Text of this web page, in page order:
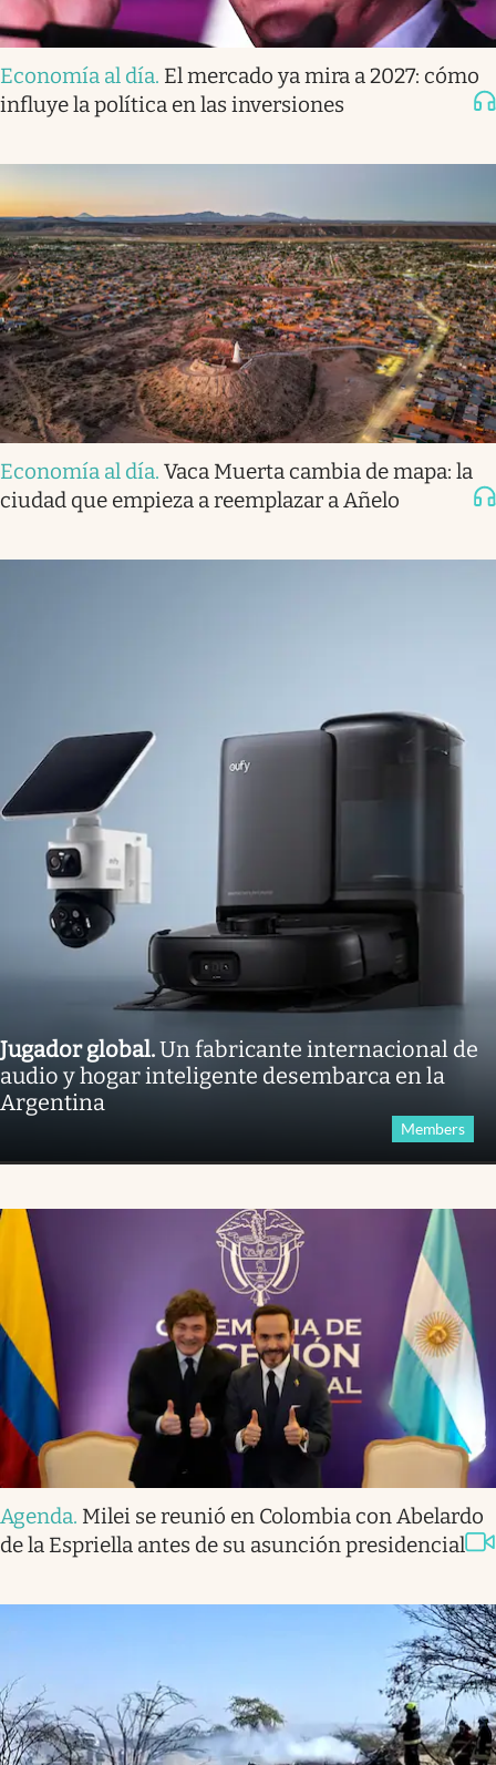
Economía al día. El mercado ya mira a 2027: cómo
influye la política en las inversiones
Economía al día. Vaca Muerta cambia de mapa: la
ciudad que empieza a reemplazar a Añelo
Jugador global.Un fabricante internacional de
audio y hogar inteligente desembarca en la
Argentina
Members
Agenda. Milei se reunió en Colombia con Abelardo
de la Espriella antes de su asunción presidencial